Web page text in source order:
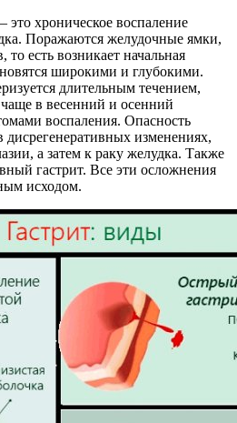
хроническое воспаление
Поражаются желудочные ямки,
то есть возникает начальная
широкими и глубокими.
длительным течением,
в весенний и осенний
воспаления. Опасность
дисрегенеративных изменениях,
а затем к раку желудка. Также
гастрит. Все эти осложнения
исходом.